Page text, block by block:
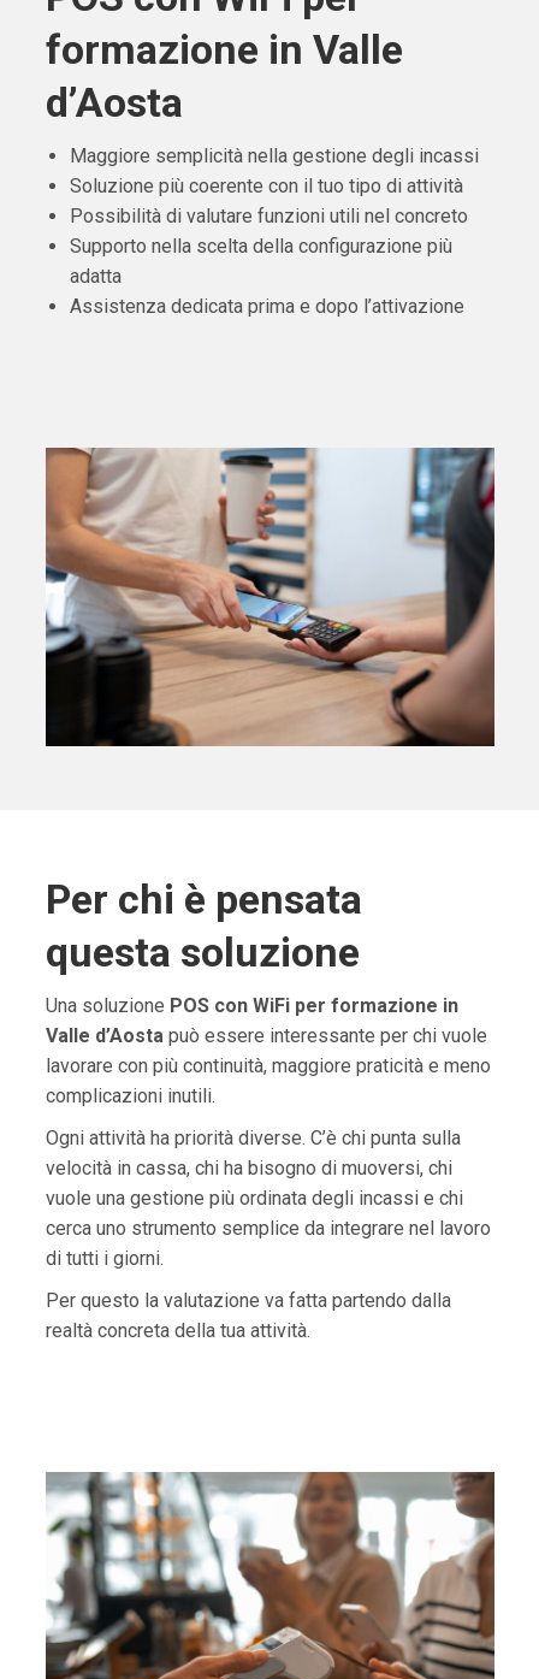
formazione in Valle
d’Aosta
Maggiore semplicità nella gestione degli incassi
Soluzione più coerente con il tuo tipo di attività
Possibilità di valutare funzioni utili nel concreto
Supporto nella scelta della configurazione più
adatta
Assistenza dedicata prima e dopo l’attivazione
Per chi è pensata
questa soluzione
Una soluzione POS con WiFi per formazione in
Valle d’Aostapuò essere interessante per chi vuole
lavorare con più continuità, maggiore praticità e meno
complicazioni inutili.
Ogni attività ha priorità diverse. C’è chi punta sulla
velocità in cassa, chi ha bisogno di muoversi, chi
vuole una gestione più ordinata degli incassi e chi
cerca uno strumento semplice da integrare nel lavoro
di tutti i giorni.
Per questo la valutazione va fatta partendo dalla
realtà concreta della tua attività.